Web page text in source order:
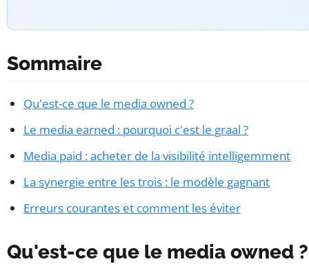
Sommaire
Qu'est-ce que le media owned ?
Le media earned : pourquoi c'est le graal ?
Media paid : acheter de la visibilité intelligemment
La synergie entre les trois : le modèle gagnant
Erreurs courantes et comment les éviter
Qu'est-ce que le media owned ?